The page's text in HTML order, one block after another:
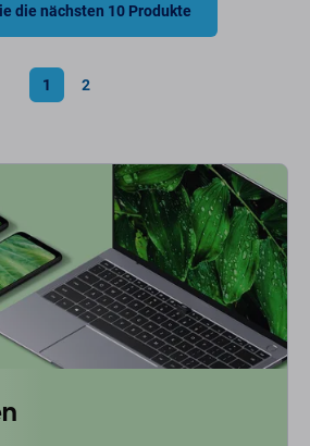
die nächsten 10 Produkte
1 2